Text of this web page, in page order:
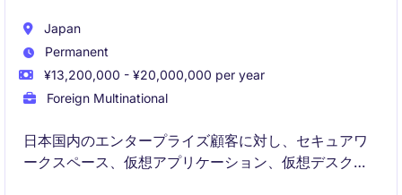
Japan
Permanent
¥13,200,000 - ¥20,000,000 per year
Foreign Multinational
日本国内のエンタープライズ顧客に対し、セキュアワ
ークスペース、仮想アプリケーション、仮想デスクト